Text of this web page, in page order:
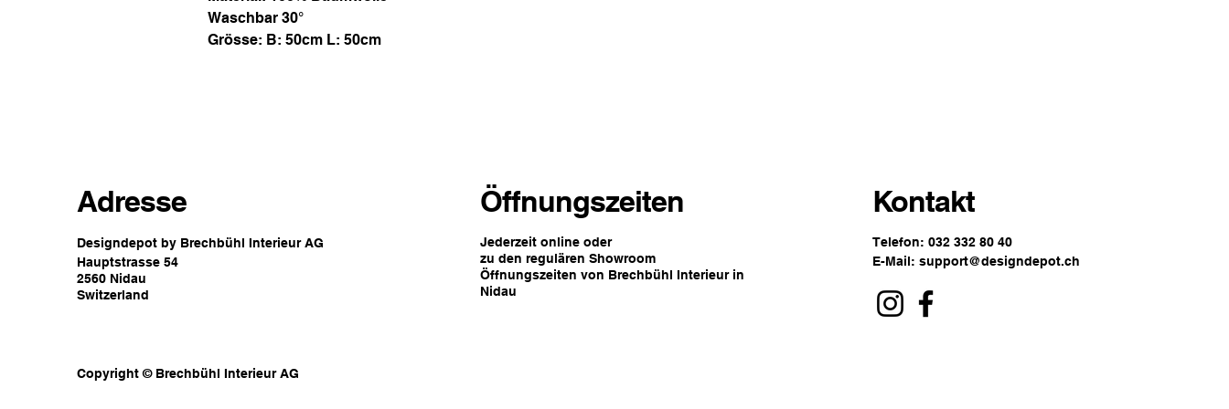
Waschbar 30°
Grösse: B: 50cm L: 50cm
Adresse
Designdepot by Brechbühl Interieur AG
Hauptstrasse 54
2560 Nidau
Switzerland
Copyright © Brechbühl Interieur AG
Öffnungszeiten
Jederzeit online oder
zu den regulären Showroom
Öffnungszeiten von Brechbühl Interieur in
Nidau
Kontakt
Telefon: 032 332 80 40
E-Mail: support@designdepot.ch